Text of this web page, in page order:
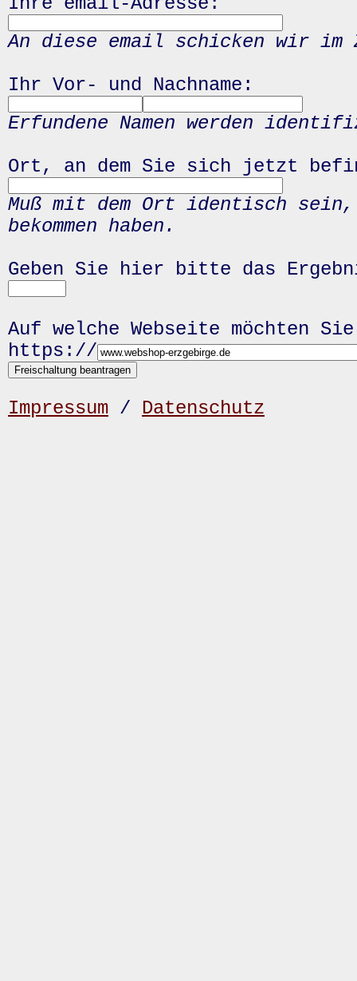
An diese email schicken wir
Ihr Vor- und Nachname:
Erfundene Namen werden
Ort, an dem Sie sich jetzt
Muß mit dem Ort identisch
bekommen haben.
Geben Sie hier bitte das
Auf welche Webseite möchten
https://
Impressum / Datenschutz